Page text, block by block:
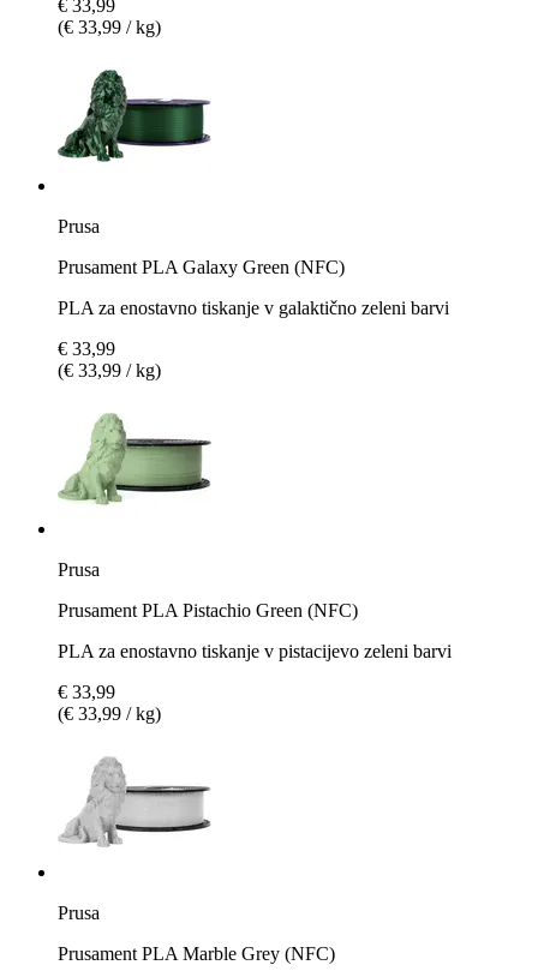
€ 33,99
(€ 33,99 / kg)
Prusa
Prusament PLA Galaxy Green (NFC)
PLA za enostavno tiskanje v galaktično zeleni barvi
€ 33,99
(€ 33,99 / kg)
Prusa
Prusament PLA Pistachio Green (NFC)
PLA za enostavno tiskanje v pistacijevo zeleni barvi
€ 33,99
(€ 33,99 / kg)
Prusa
Prusament PLA Marble Grey (NFC)